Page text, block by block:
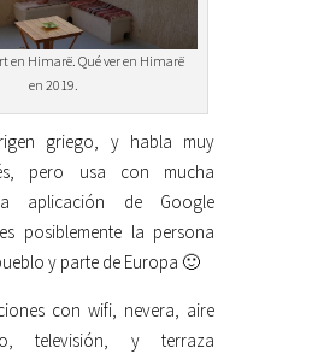
en Himarë. Qué ver en Himarë
en 2019.
griego, y habla muy
pero usa con mucha
aplicación de Google
posiblemente la persona
y parte de Europa 🙂
con wifi, nevera, aire
televisión, y terraza